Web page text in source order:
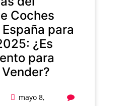
Coches
para
¿Es
para
mayo 8,